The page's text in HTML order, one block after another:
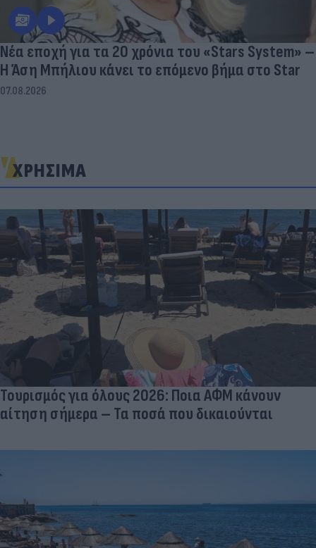
Νέα εποχή για τα 20 χρόνια του «Stars System» –
Η Άση Μπήλιου κάνει το επόμενο βήμα στο Star
07.08.2026
ΧΡΗΣΙΜΑ
Τουρισμός για όλους 2026: Ποια ΑΦΜ κάνουν
αίτηση σήμερα – Τα ποσά που δικαιούνται